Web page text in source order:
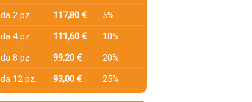
da 2 pz.
117,80 €
5%
da 4 pz.
111,60 €
10%
da 8 pz.
99,20 €
20%
da 12 pz.
93,00 € 25%